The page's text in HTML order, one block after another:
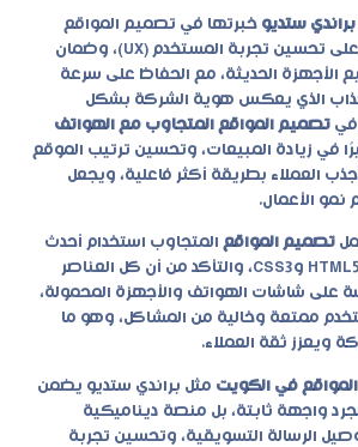
براندي ستديو خبرتها في تصميم المواقع
المتجاوبة، حيث تركز على تحسين تجربة المستخدم (UX)، وضمان
الأجهزة الحديثة، مع الحفاظ على سرعة
الذي يعكس هوية الشركة بشكل
في تصميم المواقع المتجاوب مع الهواتف
في زيادة المبيعات، وتحسين ترتيب الموقع
العملاء بطريقة أكثر فاعلية، ويجعل
نمو الأعمال.
تصميم المواقع المتجاوب استخدام أحدث
المعايير التقنية، مثل HTML5 وCSS3، والتأكد من أن كل العناصر
على شاشات الهواتف والأجهزة المحمولة،
ممتعة وخالية من المشاكل، وهو ما
ويعزز ثقة العملاء.
في الكويت مثل براندي ستديو يضمن
واجهة ثابتة، بل منصة ديناميكية
الرسالة التسويقية، وتحسين تجربة